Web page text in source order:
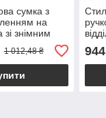
сумка з
на
зі знімним
9128
1 012,48 ₴ 944